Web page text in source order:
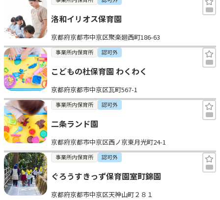
洛和イリオス保育園
京都府京都市中京区聚楽廻西町186-63
事業所内保育所 認可外
こどもの杜保育園 わくわく
京都府京都市中京区瓦町567-1
事業所内保育所 認可外
二条ランド園
京都府京都市中京区西ノ京東月光町24-1
事業所内保育所 認可外
ぐろうすきっず保育園室町錦園
京都府京都市中京区天神山町２８１